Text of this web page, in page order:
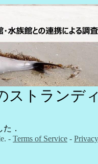
ストランデ
．
- Terms of Service -